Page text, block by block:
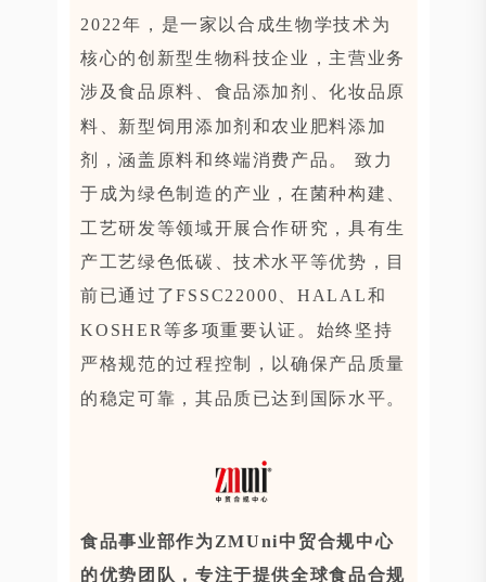
2022年，是一家以合成生物学技术为
核心的创新型生物科技企业，主营业务
涉及食品原料、食品添加剂、化妆品原
料、新型饲用添加剂和农业肥料添加
剂，涵盖原料和终端消费产品。 致力
于成为绿色制造的产业，在菌种构建、
工艺研发等领域开展合作研究，具有生
产工艺绿色低碳、技术水平等优势，目
前已通过了FSSC22000、HALAL和
KOSHER等多项重要认证。始终坚持
严格规范的过程控制，以确保产品质量
的稳定可靠，其品质已达到国际水平。
食品事业部作为ZMUni中贸合规中心
的优势团队，专注于提供全球食品合规